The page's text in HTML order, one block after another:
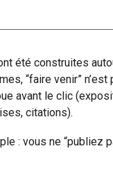
été construites
“faire venir” n’est
avant le clic
citations).
: vous ne “publiez